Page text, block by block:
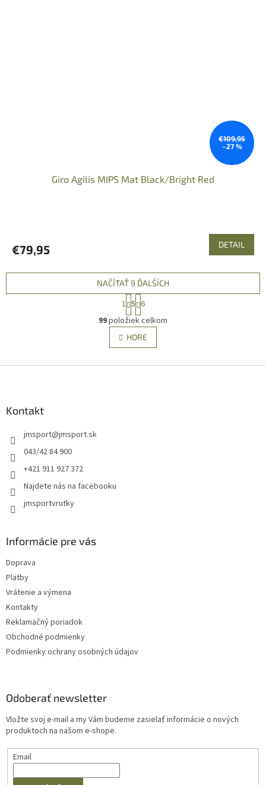
€109,95
–27 %
Giro Agilis MIPS Mat Black/Bright Red
€79,95 DETAIL
O
v
l
á
NAČÍTAŤ 9 ĎALŠÍCH
S
t
r
á
n
k
v
1 5 6
99položiek celkom
HORE
Kontakt
jmsport@jmsport.sk
043/42 84 900
+421 911 927 372
Najdete nás na facebooku
jmsportvrutky
Informácie pre vás
Doprava
Platby
Vrátenie a výmena
Kontakty
Reklamačný poriadok
Obchodné podmienky
Podmienky ochrany osobných údajov
Odoberať newsletter
Vložte svoj e-mail a my Vám budeme zasielať informácie o nových
produktoch na našom e-shope.
Email